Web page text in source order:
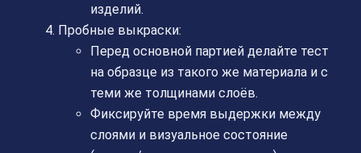
изделий.
Пробные выкраски:
Перед основной партией делайте тест
на образце из такого же материала и с
теми же толщинами слоёв.
Фиксируйте время выдержки между
слоями и визуальное состояние